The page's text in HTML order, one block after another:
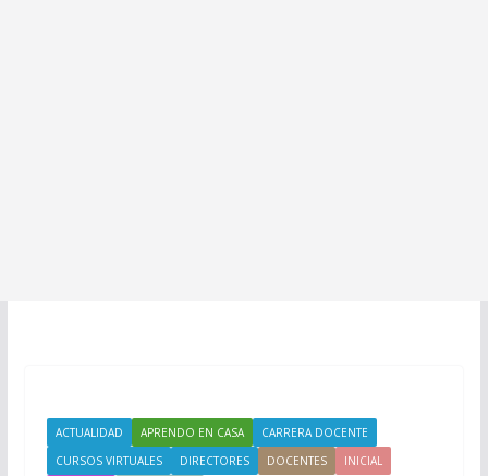
ACTUALIDAD APRENDO EN CASA
CARRERA DOCENTE
CURSOS VIRTUALES
DIRECTORES DOCENTES
INICIAL